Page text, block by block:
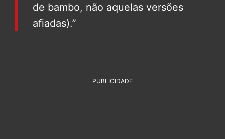
de bambo, não aquelas versões
afiadas).”
PUBLICIDADE